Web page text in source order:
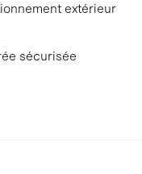
extérieur
sécurisée